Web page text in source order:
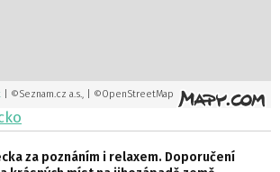
©Seznam.cz a.s., | ©OpenStreetMap
za poznáním i relaxem. Doporučení